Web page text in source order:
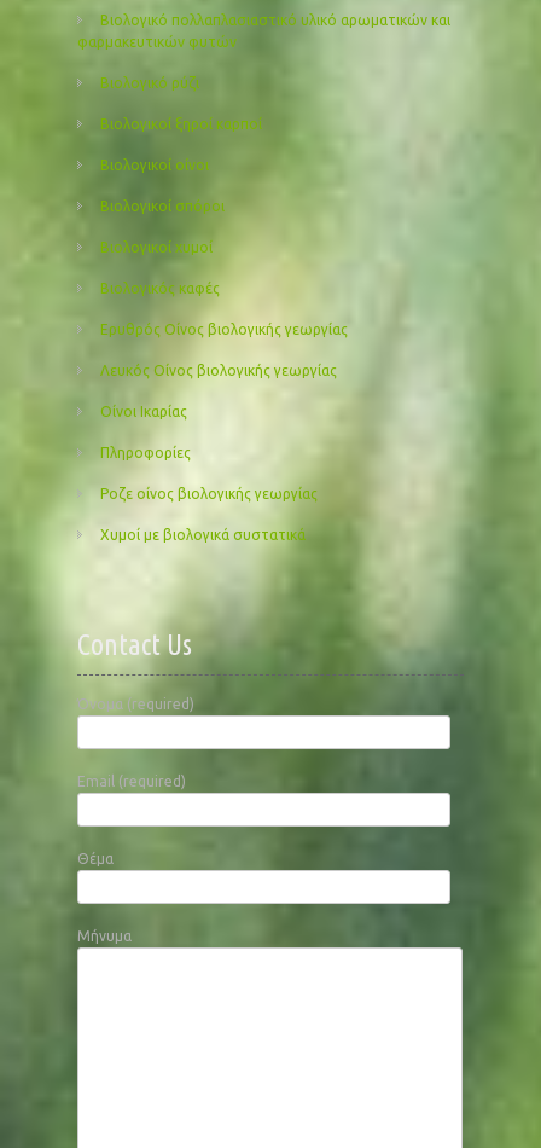
Βιολογικό πολλαπλασιαστικό υλικό αρωματικών και
φαρμακευτικών φυτών
Βιολογικό ρύζι
Βιολογικοί ξηροί καρποί
Βιολογικοί οίνοι
Βιολογικοί σπόροι
Βιολογικοί χυμοί
Βιολογικός καφές
Ερυθρός Οίνος βιολογικής γεωργίας
Λευκός Οίνος βιολογικής γεωργίας
Οίνοι Ικαρίας
Πληροφορίες
Ροζε οίνος βιολογικής γεωργίας
Χυμοί με βιολογικά συστατικά
Contact Us
Όνομα (required)
Email (required)
Θέμα
Μήνυμα